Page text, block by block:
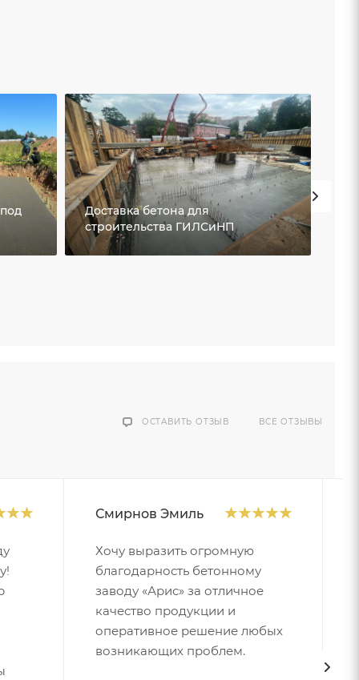
Доставка бетона для
строительства ГИЛСиНП
ВСЕ ОТЗЫВЫ
ОСТАВИТЬ ОТЗЫВ
Смирнов Эмиль
Хочу выразить огромную
благодарность бетонному
заводу «Арис» за отличное
качество продукции и
оперативное решение любых
возникающих проблем.